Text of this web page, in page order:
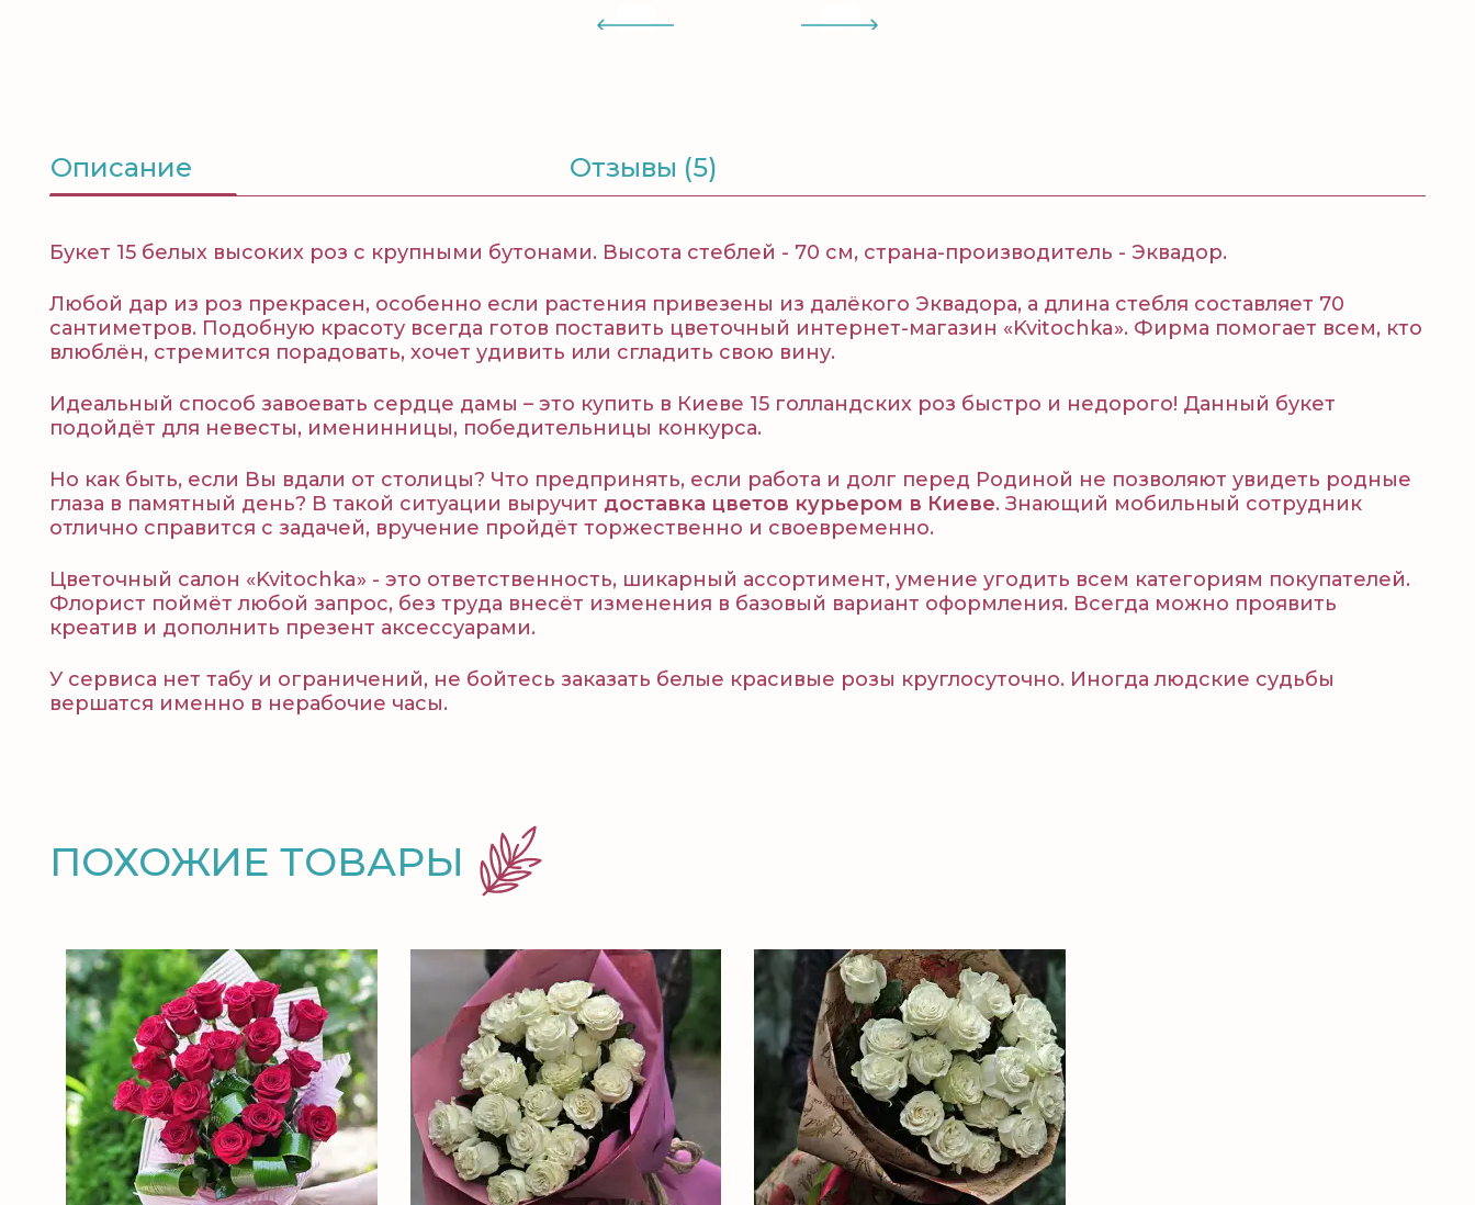
Описание Отзывы (5)
Букет 15 белых высоких роз с крупными бутонами. Высота стеблей - 70 см, страна-производитель - Эквадор.
Любой дар из роз прекрасен, особенно если растения привезены из далёкого Эквадора, а длина стебля составляет 70
сантиметров. Подобную красоту всегда готов поставить цветочный интернет-магазин «Kvitochka». Фирма помогает всем, кто
влюблён, стремится порадовать, хочет удивить или сгладить свою вину.
Идеальный способ завоевать сердце дамы – это купить в Киеве 15 голландских роз быстро и недорого! Данный букет
подойдёт для невесты, именинницы, победительницы конкурса.
Но как быть, если Вы вдали от столицы? Что предпринять, если работа и долг перед Родиной не позволяют увидеть родные
глаза в памятный день? В такой ситуации выручит доставка цветов курьером в Киеве. Знающий мобильный сотрудник
отлично справится с задачей, вручение пройдёт торжественно и своевременно.
Цветочный салон «Kvitochka» - это ответственность, шикарный ассортимент, умение угодить всем категориям покупателей.
Флорист поймёт любой запрос, без труда внесёт изменения в базовый вариант оформления. Всегда можно проявить
креатив и дополнить презент аксессуарами.
У сервиса нет табу и ограничений, не бойтесь заказать белые красивые розы круглосуточно. Иногда людские судьбы
вершатся именно в нерабочие часы.
ПОХОЖИЕ ТОВАРЫ